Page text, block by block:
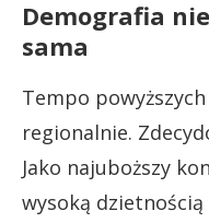
Demografia
sama
Tempo
regionalnie.
Jako najuboższy
wysoką